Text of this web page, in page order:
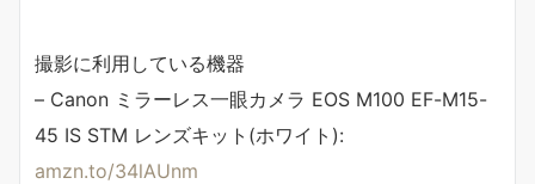
撮影に利用している機器
– Canon ミラーレス一眼カメラ EOS M100 EF-M15-
45 IS STM レンズキット(ホワイト):
amzn.to/34lAUnm